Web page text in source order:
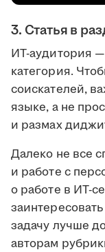
3. Статья в
ИТ-аудитория
категория.
соискателей,
языке, а не
и размах
Далеко не все
и работе с
о работе в ИТ-
задачу лучше
авторам